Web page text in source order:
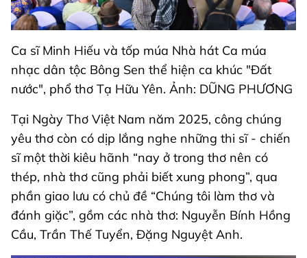
Ca sĩ Minh Hiếu và tốp múa Nhà hát Ca múa
nhạc dân tộc Bông Sen thể hiện ca khúc "Đất
nước", phổ thơ Tạ Hữu Yên. Ảnh: DŨNG PHƯƠNG
Tại Ngày Thơ Việt Nam năm 2025, công chúng
yêu thơ còn có dịp lắng nghe những thi sĩ - chiến
sĩ một thời kiêu hãnh “nay ở trong thơ nên có
thép, nhà thơ cũng phải biết xung phong”, qua
phần giao lưu có chủ đề “Chúng tôi làm thơ và
đánh giặc”, gồm các nhà thơ: Nguyễn Bính Hồng
Cầu, Trần Thế Tuyển, Đặng Nguyệt Anh.